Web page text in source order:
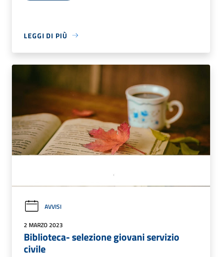
LEGGI DI PIÙ
AVVISI
2 MARZO 2023
Biblioteca- selezione giovani servizio
civile